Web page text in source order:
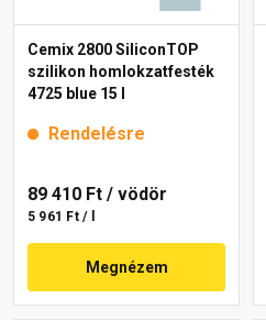
Cemix 2800 SiliconTOP
szilikon homlokzatfesték
4725 blue 15 l
Rendelésre
89 410 Ft / vödör
5 961 Ft / l
Megnézem